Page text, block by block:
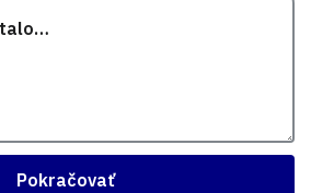
Pokračovať